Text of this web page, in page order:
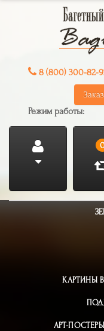
8 (800) 300-82-
Режим работы:
КАРТИНЫ
АРТ-